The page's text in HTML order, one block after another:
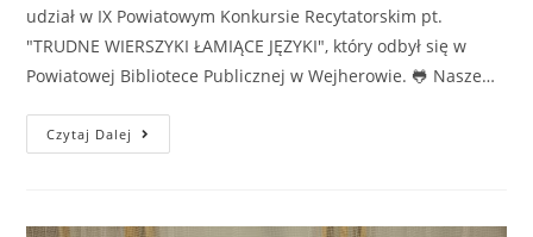
udział w IX Powiatowym Konkursie Recytatorskim pt.
"TRUDNE WIERSZYKI ŁAMIĄCE JĘZYKI", który odbył się w
Powiatowej Bibliotece Publicznej w Wejherowie. 🐸 Nasze…
Czytaj Dalej